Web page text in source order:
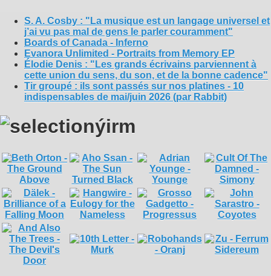
S. A. Cosby : "La musique est un langage universel et
j’ai vu pas mal de gens le parler couramment"
Boards of Canada - Inferno
Evanora Unlimited - Portraits from Memory EP
Élodie Denis : "Les grands écrivains parviennent à
cette union du sens, du son, et de la bonne cadence"
Tir groupé : ils sont passés sur nos platines - 10
indispensables de mai/juin 2026 (par Rabbit)